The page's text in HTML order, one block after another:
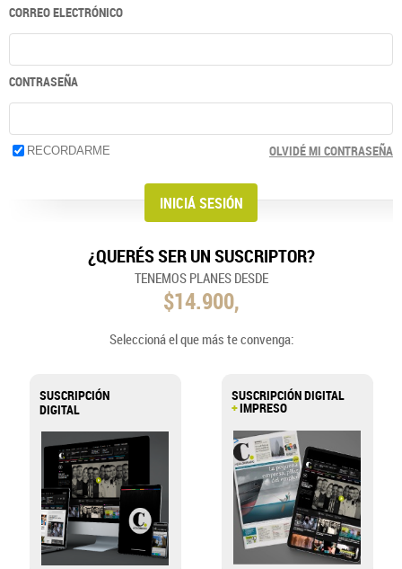
CORREO ELECTRÓNICO
CONTRASEÑA
RECORDARME OLVIDÉ MI CONTRASEÑA
¿QUERÉS SER UN SUSCRIPTOR?
TENEMOS PLANES DESDE
$14.900,
Seleccioná el que más te convenga:
SUSCRIPCIÓN
DIGITAL
SUSCRIPCIÓN DIGITAL
+IMPRESO
>